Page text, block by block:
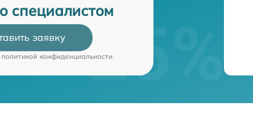
специалистом
заявку
политикой конфиденциальности